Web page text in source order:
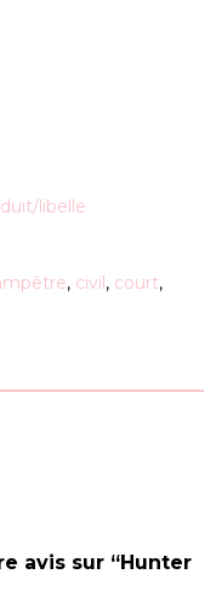
libelle
, civil, court,
avis sur “Hunter